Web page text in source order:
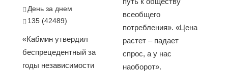
День за днем
135 (42489)
«Кабмин утвердил
беспрецедентный за
годы независимости
всеобщего
потребления». «Цена
растет – падает
спрос, а у нас
наоборот».